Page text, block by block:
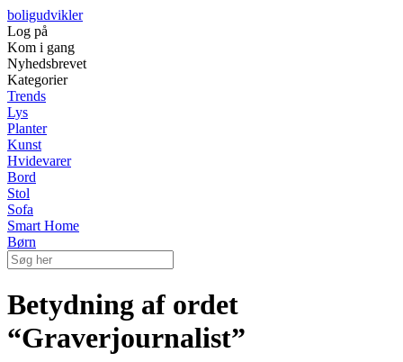
boligudvikler
Log på
Kom i gang
Nyhedsbrevet
Kategorier
Trends
Lys
Planter
Kunst
Hvidevarer
Bord
Stol
Sofa
Smart Home
Børn
Betydning af ordet
“Graverjournalist”